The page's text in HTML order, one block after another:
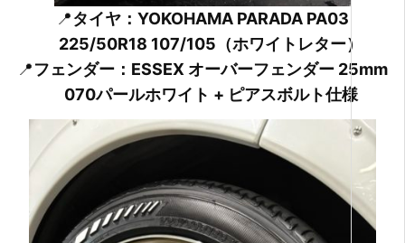
📍タイヤ：YOKOHAMA PARADA PA03
225/50R18 107/105（ホワイトレター）
📍フェンダー：ESSEX オーバーフェンダー 25mm
070パールホワイト + ピアスボルト仕様